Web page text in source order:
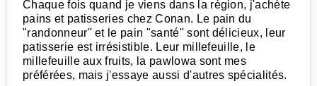
Chaque fois quand je viens dans la région, j'achète
pains et patisseries chez Conan. Le pain du
"randonneur" et le pain "santé" sont délicieux, leur
patisserie est irrésistible. Leur millefeuille, le
millefeuille aux fruits, la pawlowa sont mes
préférées, mais j'essaye aussi d'autres spécialités.